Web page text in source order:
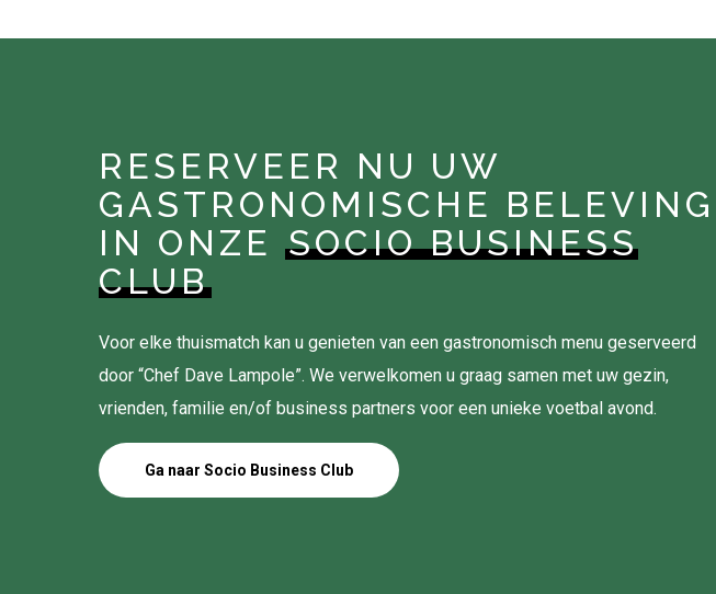
RESERVEER NU UW
GASTRONOMISCHE BELEVING
IN ONZESOCIO BUSINESS
CLUB
Voor elke thuismatch kan u genieten van een gastronomisch menu geserveerd
door “Chef Dave Lampole”. We verwelkomen u graag samen met uw gezin,
vrienden, familie en/of business partners voor een unieke voetbal avond.
Ga naar Socio Business Club